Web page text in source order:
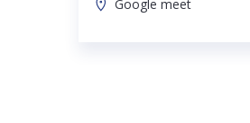
Google meet